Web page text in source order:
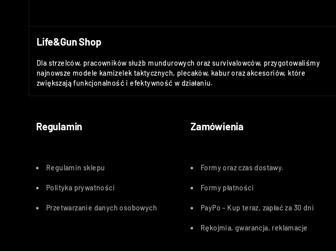
Life&Gun Shop
Dla strzelców, pracowników służb mundurowych oraz survivalowców, przygotowaliśmy
najnowsze modele kamizelek taktycznych, plecaków, kabur oraz akcesoriów, które
zwiększają funkcjonalność i efektywność w działaniu.
Regulamin Zamówienia
Regulamin sklepu
Polityka prywatności
Przetwarzanie danych osobowych
Formy oraz czas dostawy.
Formy płatności
PayPo – Kup teraz, zapłać za 30 dni
Rękojmia, gwarancja, reklamacje